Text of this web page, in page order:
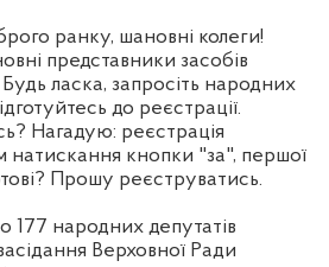
ранку, шановні колеги!
представники засобів
ласка, запросіть народних
до реєстрації.
Нагадую: реєстрація
натискання кнопки "за", першої
Прошу реєструватись.
177 народних депутатів
Верховної Ради